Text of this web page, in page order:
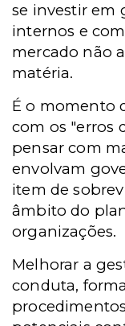
se investir em
internos e
mercado não
matéria.
É o momento
com os "erros
pensar com
envolvam
item de
âmbito do
organizações.
Melhorar a
conduta,